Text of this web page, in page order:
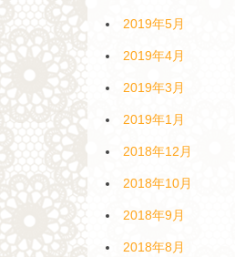
2019年5月
2019年4月
2019年3月
2019年1月
2018年12月
2018年10月
2018年9月
2018年8月